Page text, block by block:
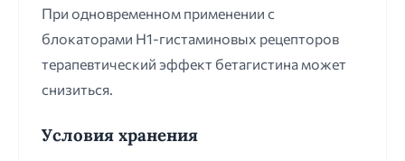
При одновременном применении с
блокаторами H1-гистаминовых рецепторов
терапевтический эффект бетагистина может
снизиться.
Условия хранения